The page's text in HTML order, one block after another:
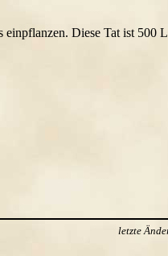
Diese Tat ist 500
letzte